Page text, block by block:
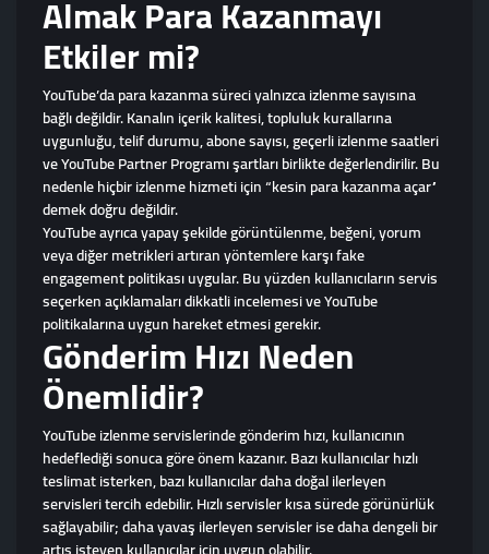
Almak Para Kazanmayı
Etkiler mi?
YouTube’da para kazanma süreci yalnızca izlenme sayısına
bağlı değildir. Kanalın içerik kalitesi, topluluk kurallarına
uygunluğu, telif durumu, abone sayısı, geçerli izlenme saatleri
ve YouTube Partner Programı şartları birlikte değerlendirilir. Bu
nedenle hiçbir izlenme hizmeti için “kesin para kazanma açar”
demek doğru değildir.
YouTube ayrıca yapay şekilde görüntülenme, beğeni, yorum
veya diğer metrikleri artıran yöntemlere karşı fake
engagement politikası uygular. Bu yüzden kullanıcıların servis
seçerken açıklamaları dikkatli incelemesi ve YouTube
politikalarına uygun hareket etmesi gerekir.
Gönderim Hızı Neden
Önemlidir?
YouTube izlenme servislerinde gönderim hızı, kullanıcının
hedeflediği sonuca göre önem kazanır. Bazı kullanıcılar hızlı
teslimat isterken, bazı kullanıcılar daha doğal ilerleyen
servisleri tercih edebilir. Hızlı servisler kısa sürede görünürlük
sağlayabilir; daha yavaş ilerleyen servisler ise daha dengeli bir